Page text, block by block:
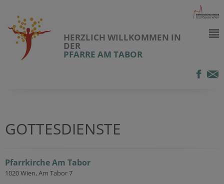
HERZLICH WILLKOMMEN IN
DER
PFARRE AM TABOR
GOTTESDIENSTE
Pfarrkirche Am Tabor
1020 Wien, Am Tabor 7